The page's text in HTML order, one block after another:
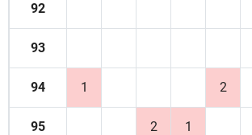
92
93
94 1 2
95 2 1